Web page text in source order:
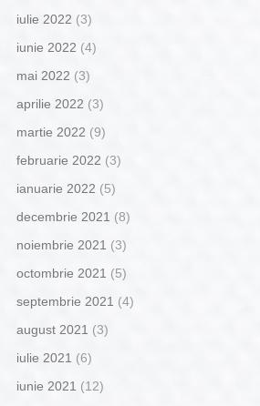
iulie 2022 (3)
iunie 2022 (4)
mai 2022 (3)
aprilie 2022 (3)
martie 2022 (9)
februarie 2022 (3)
ianuarie 2022 (5)
decembrie 2021 (8)
noiembrie 2021 (3)
octombrie 2021 (5)
septembrie 2021 (4)
august 2021 (3)
iulie 2021 (6)
iunie 2021 (12)